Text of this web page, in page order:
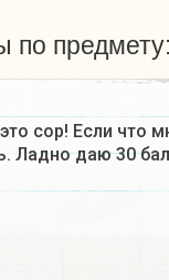
по предмету:
сор! Если что
Ладно даю 30